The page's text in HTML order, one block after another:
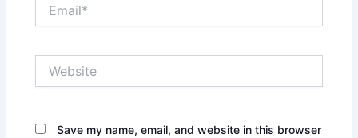
Save my name, email, and website in this browser